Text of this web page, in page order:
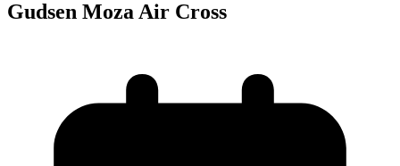
Gudsen Moza Air Cross